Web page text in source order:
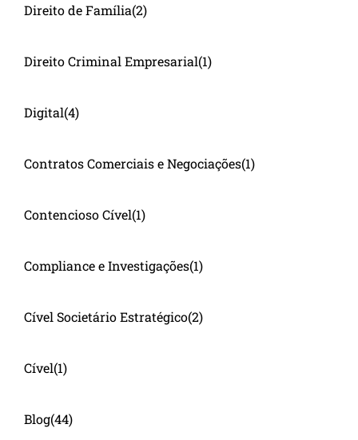
Direito de Família(2)
Direito Criminal Empresarial(1)
Digital(4)
Contratos Comerciais e Negociações(1)
Contencioso Cível(1)
Compliance e Investigações(1)
Cível Societário Estratégico(2)
Cível(1)
Blog(44)